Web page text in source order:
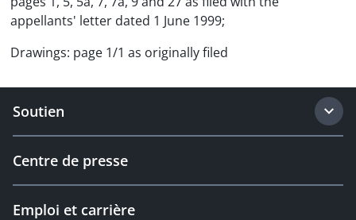
appellants' letter dated 1 June 1999;
Drawings: page 1/1 as originally filed
Soutien
Centre de presse
Emploi et carrière